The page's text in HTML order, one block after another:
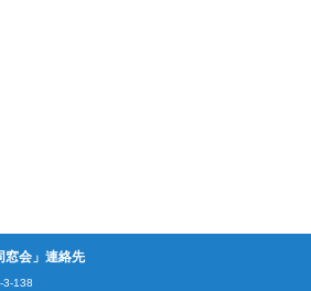
窓会」連絡先
138